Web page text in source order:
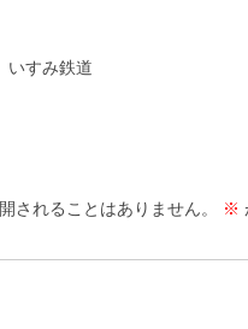
すみ鉄道
されることはありません。 ※